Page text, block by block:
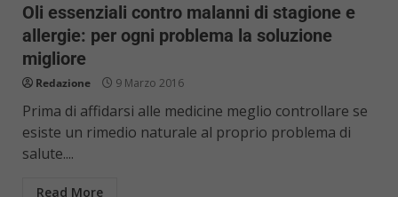
Oli essenziali contro malanni di stagione e
allergie: per ogni problema la soluzione
migliore
Redazione 9 Marzo 2016
Prima di affidarsi alle medicine meglio controllare se
esiste un rimedio naturale al proprio problema di
salute....
Read More